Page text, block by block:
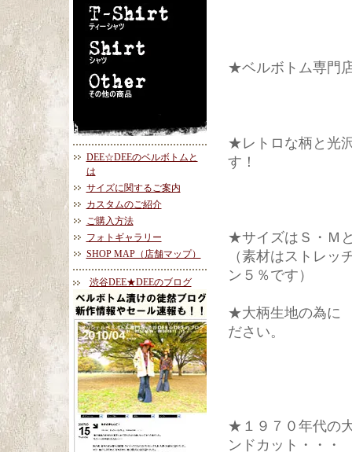
DEE☆DEEのベルボトムと
は
サイズに関するご案内
カスタムのご紹介
ご購入方法
フォトギャラリー
SHOP MAP（店舗マップ）
渋谷DEE★DEEのブログ
★ベルボトム専門
★レトロな柄と光
す！
★サイズはＳ・Ｍ
（素材はストレ
ン５％です）
★大柄生地の為に
ださい。
★１９７０年代の
ンドカット・・・